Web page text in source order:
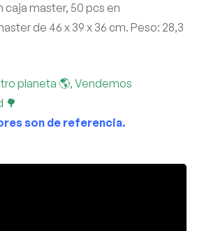
caja master, 50 pcs en
de 46 x 39 x 36 cm. Peso: 28,3
planeta 🌎, Vendemos
🌳
son de referencia.